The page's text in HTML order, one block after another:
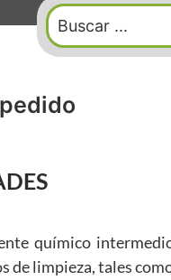
químico
de limpieza, tales